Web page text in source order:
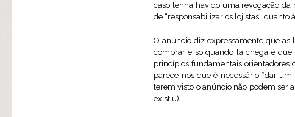
caso tenha havido uma revogação
de “responsabilizar os lojistas”
O anúncio diz expressamente que as
comprar e só quando lá chega é que
princípios fundamentais orientadores
parece-nos que é necessário “dar
terem visto o anúncio não podem ser
existiu).